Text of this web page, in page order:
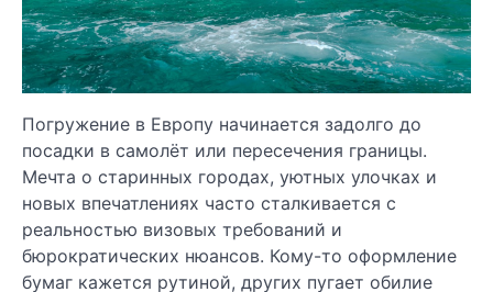
Погружение в Европу начинается задолго до
посадки в самолёт или пересечения границы.
Мечта о старинных городах, уютных улочках и
новых впечатлениях часто сталкивается с
реальностью визовых требований и
бюрократических нюансов. Кому-то оформление
бумаг кажется рутиной, других пугает обилие